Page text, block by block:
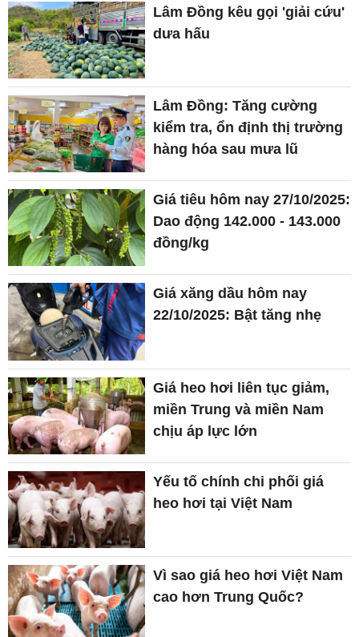
Lâm Đồng kêu gọi 'giải cứu'
dưa hấu
Lâm Đồng: Tăng cường
kiểm tra, ổn định thị trường
hàng hóa sau mưa lũ
Giá tiêu hôm nay 27/10/2025:
Dao động 142.000 - 143.000
đồng/kg
Giá xăng dầu hôm nay
22/10/2025: Bật tăng nhẹ
Giá heo hơi liên tục giảm,
miền Trung và miền Nam
chịu áp lực lớn
Yếu tố chính chi phối giá
heo hơi tại Việt Nam
Vì sao giá heo hơi Việt Nam
cao hơn Trung Quốc?